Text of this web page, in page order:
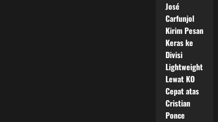
José
Carfunjol
Kirim Pesan
Keras ke
Divisi
Lightweight
Lewat KO
Cepat atas
Cristian
Ponce